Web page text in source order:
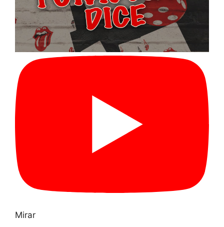
Mirar